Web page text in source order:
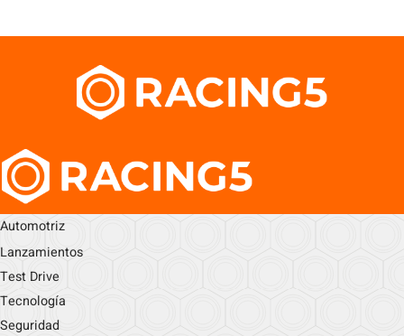
Automotriz
Lanzamientos
Test Drive
Tecnología
Seguridad